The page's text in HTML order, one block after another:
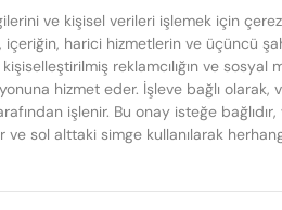
ve kişisel verileri işlemek için
içeriğin, harici hizmetlerin ve üçüncü
reklamcılığın ve sosyal
hizmet eder. İşleve bağlı olarak,
işlenir. Bu onay isteğe
ve sol alttaki simge kullanılarak